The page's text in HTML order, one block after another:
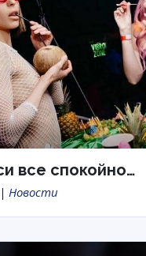
все спокойно…
Новости